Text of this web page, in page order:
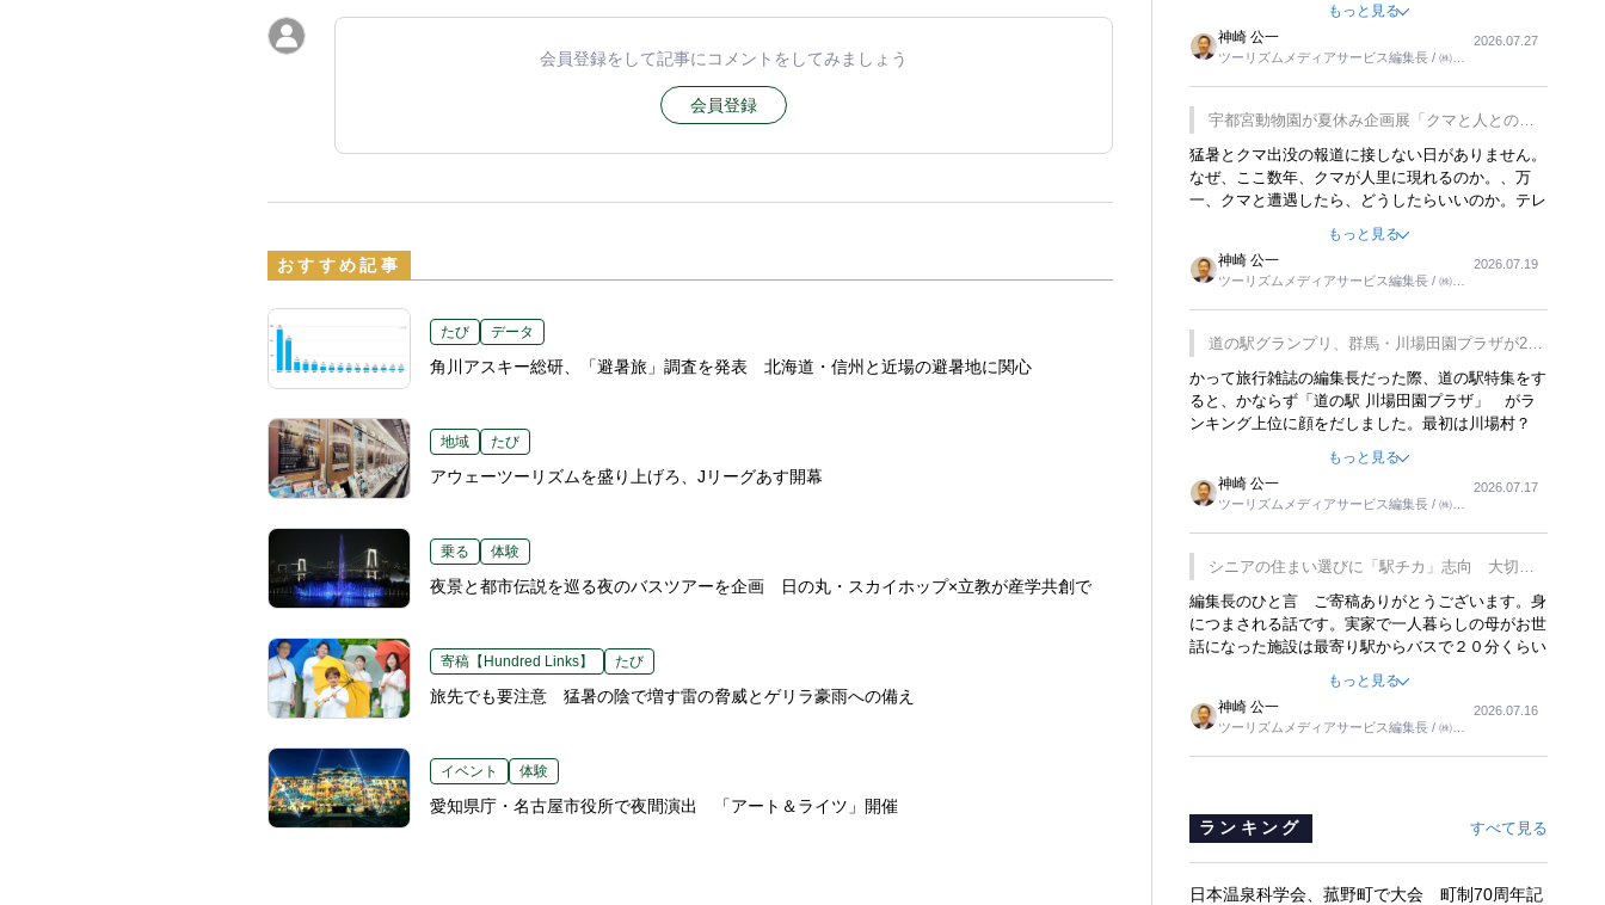
会員登録をして記事にコメントをしてみましょう
会員登録
おすすめ記事
たび データ
角川アスキー総研、「避暑旅」調査を発表 北海道・信州と近場の避暑地に関心
地域 たび
アウェーツーリズムを盛り上げろ、Jリーグあす開幕
乗る 体験
夜景と都市伝説を巡る夜のバスツアーを企画 日の丸・スカイホップ×立教が産学共創で
寄稿【Hundred Links】 たび
旅先でも要注意 猛暑の陰で増す雷の脅威とゲリラ豪雨への備え
イベント 体験
愛知県庁・名古屋市役所で夜間演出 「アート＆ライツ」開催
行をした時は、移動はグレイハウンドバスでした。
夕方から夜の便を利用してホテル代を浮かせていま
した。ただし、若いからできたことです。若い人が
夜行バスで京都に行った、青森に行ったと聞くと、
疲れが残らないのかなと思ってしまいます。
もっと見る
神崎 公一
ツーリズムメディアサービス編集長 / ㈱ツ
2026.07.27
宇都宮動物園が夏休み企画展「クマと人との距
離」を7月20日から開催
猛暑とクマ出没の報道に接しない日がありません。
なぜ、ここ数年、クマが人里に現れるのか。、万
一、クマと遭遇したら、どうしたらいいのか。テレ
るなんてことは、冗談でもいえません。そんな中
で、この企画展はタイムリーですね。
もっと見る
神崎 公一
ツーリズムメディアサービス編集長 / ㈱ツ
2026.07.19
道の駅グランプリ、群馬・川場田園プラザが2連
覇
かって旅行雑誌の編集長だった際、道の駅特集をす
ると、かならず「道の駅 川場田園プラザ」 がラ
ンキング上位に顔をだしました。最初は川場村？
れ永井 彰一社長にインタビューしたら、興味深い
話が次々が飛び出しました。プレゼンも巧みで、今
でも思い出すことが２つあります。一つは、従業員
に東京ディズニーランドを見学させ、サービス業、
接客業の何かを理解してもらっていることです。
もう一つは1800円もするプレミアムヨーグルトを
販売するにあたり、社内に懸念もあったそうです。
永井社長は、駐車場に都内ナンバーの高級外車が停
まっていることに目をつけ、高級商品でも売れると
確信したそうです。今回の記事を懐かしく読みまし
もっと見る
神崎 公一
ツーリズムメディアサービス編集長 / ㈱ツ
2026.07.17
シニアの住まい選びに「駅チカ」志向 大切な
のは出かけたくなる暮らし
編集長のひと言 ご寄稿ありがとうございます。身
につまされる話です。実家で一人暮らしの母がお世
話になった施設は最寄り駅からバスで２０分くらい
りました。母の住まいから近いという理由で、その
施設を選択したのですが、私と妹にとっては、半日
仕事ででした。シニアの住まい選びは、当人だけで
はなく、世話をする家族の足の便も考えない外池な
もっと見る
神崎 公一
ツーリズムメディアサービス編集長 / ㈱ツ
2026.07.16
ランキング すべて見る
日本温泉科学会、菰野町で大会 町制70周年記